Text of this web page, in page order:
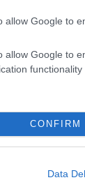
allow Google to
allow Google to
CONFIRM
Data